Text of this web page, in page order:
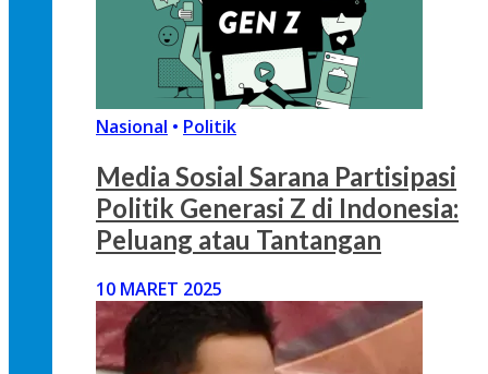
Nasional • Politik
Media Sosial Sarana Partisipasi
Politik Generasi Z di Indonesia:
Peluang atau Tantangan
10 MARET 2025